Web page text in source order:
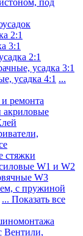
под
2:1
3:1
2:1
усадка 3:1
усадка 4:1 ...
ремонта
акриловые
стяжки
W1 и W2
W3
с пружиной
... Показать все
Вентили,